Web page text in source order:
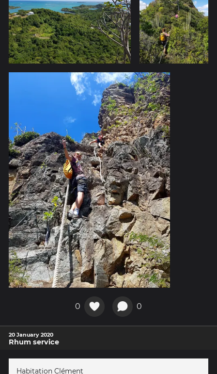
0 0
20 January 2020
Rhum service
Habitation Clément